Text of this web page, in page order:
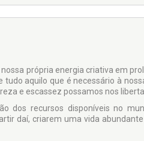
própria energia criativa em
aquilo que é necessário à
e escassez possamos nos
dos recursos disponíveis no
daí, criarem uma vida